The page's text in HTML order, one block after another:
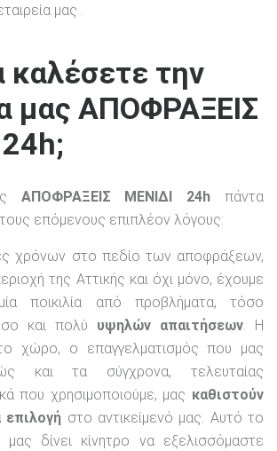
μας .
καλέσετε την
μας ΑΠΟΦΡΑΞΕΙΣ
ΑΠΟΦΡΑΞΕΙΣ ΜΕΝΙΔΙ 24h πάντα
επόμενους επιπλέον λόγους:
χρόνων στο πεδίο των αποφράξεων,
της Αττικής και όχι μόνο, έχουμε
μία ποικιλία από προβλήματα, τόσο
και πολύ υψηλών απαιτήσεων. Η
χώρο, ο επαγγελματισμός που μας
και τα σύγχρονα, τελευταίας
που χρησιμοποιούμε, μας καθιστούν
επιλογή στο αντικείμενό μας. Αυτό το
δίνει κίνητρο να εξελισσόμαστε